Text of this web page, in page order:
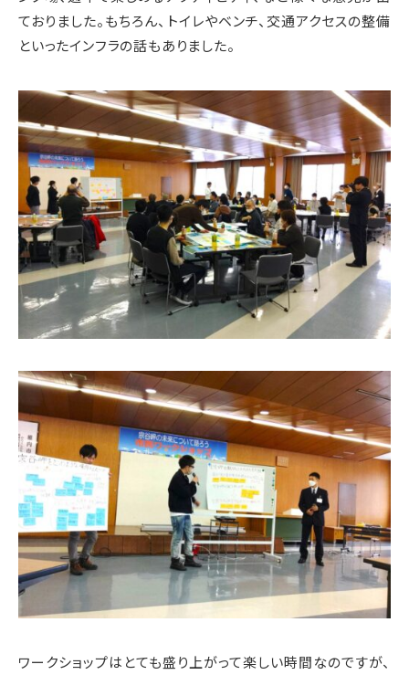
ておりました。もちろん、トイレやベンチ、交通アクセスの整備
といったインフラの話もありました。
ワークショップはとても盛り上がって楽しい時間なのですが、